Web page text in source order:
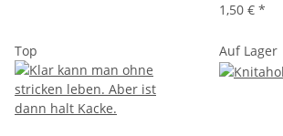
1,50 € *
Top Auf Lager